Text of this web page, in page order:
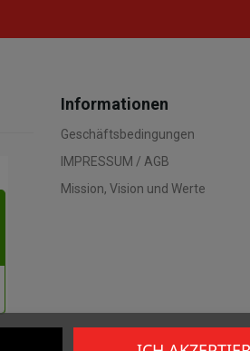
Informationen
Geschäftsbedingungen
IMPRESSUM / AGB
Mission, Vision und Werte